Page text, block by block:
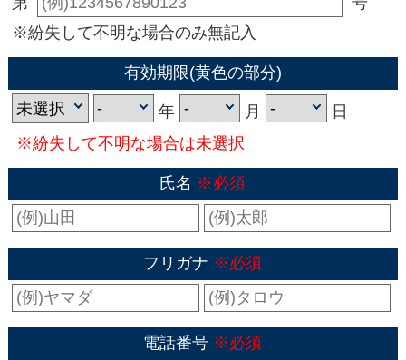
※紛失して不明な場合のみ無記入
有効期限(黄色の部分)
年 月
日
※紛失して不明な場合は未選択
氏名 ※必須
フリガナ ※必須
電話番号 ※必須